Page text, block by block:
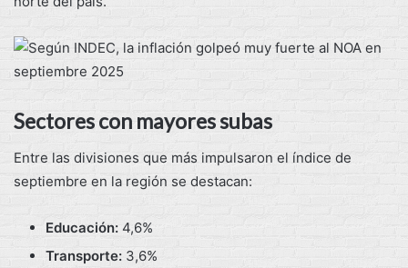
Sectores con mayores subas
Entre las divisiones que más impulsaron el índice de
septiembre en la región se destacan:
Educación: 4,6%
Transporte: 3,6%